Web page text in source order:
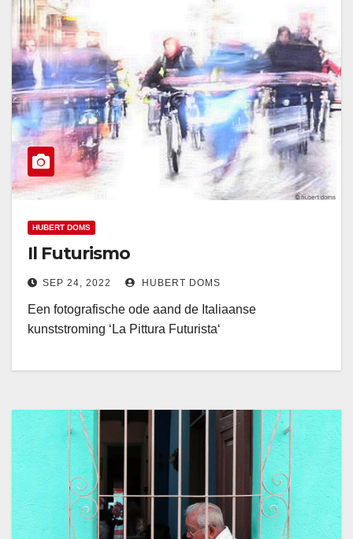
HUBERT DOMS
Il Futurismo
SEP 24, 2022 HUBERT DOMS
Een fotografische ode aand de Italiaanse
kunststroming ‘La Pittura Futurista‘